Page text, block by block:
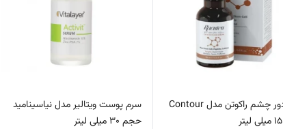
سرم دور چشم راکوتن مدل Contour
سرم پوست ویتالیر مدل نیاسینامید
حجم 30 میلی لیتر